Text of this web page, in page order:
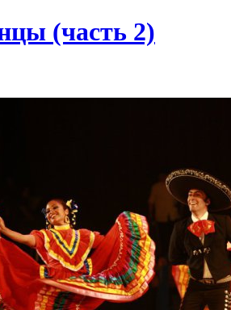
(часть 2)